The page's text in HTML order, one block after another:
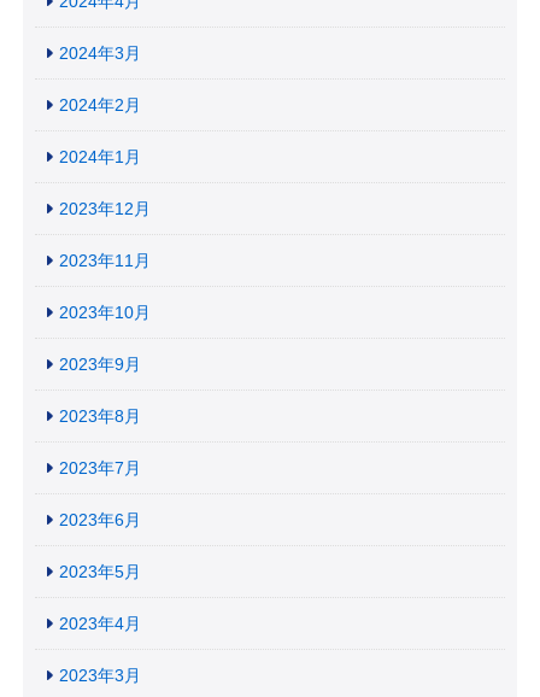
2024年3月
2024年2月
2024年1月
2023年12月
2023年11月
2023年10月
2023年9月
2023年8月
2023年7月
2023年6月
2023年5月
2023年4月
2023年3月